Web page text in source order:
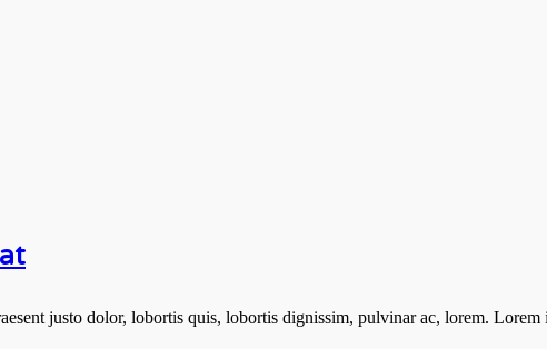
justo dolor, lobortis quis, lobortis dignissim, pulvinar ac, lorem.